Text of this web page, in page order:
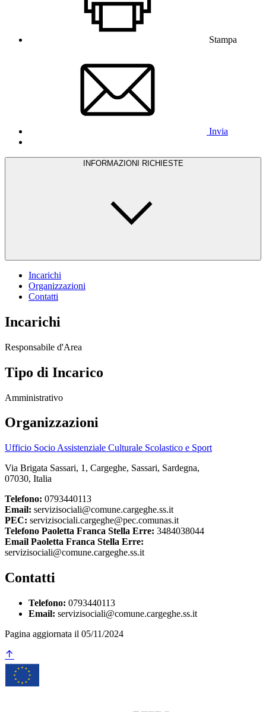
Stampa
Invia
INFORMAZIONI RICHIESTE
Incarichi
Organizzazioni
Contatti
Incarichi
Responsabile d'Area
Tipo di Incarico
Amministrativo
Organizzazioni
Ufficio Socio Assistenziale Culturale Scolastico e Sport
Via Brigata Sassari, 1, Cargeghe, Sassari, Sardegna,
07030, Italia
Telefono: 0793440113
Email: servizisociali@comune.cargeghe.ss.it
PEC: servizisociali.cargeghe@pec.comunas.it
Telefono Paoletta Franca Stella Erre: 3484038044
Email Paoletta Franca Stella Erre:
servizisociali@comune.cargeghe.ss.it
Contatti
Telefono: 0793440113
Email: servizisociali@comune.cargeghe.ss.it
Pagina aggiornata il 05/11/2024